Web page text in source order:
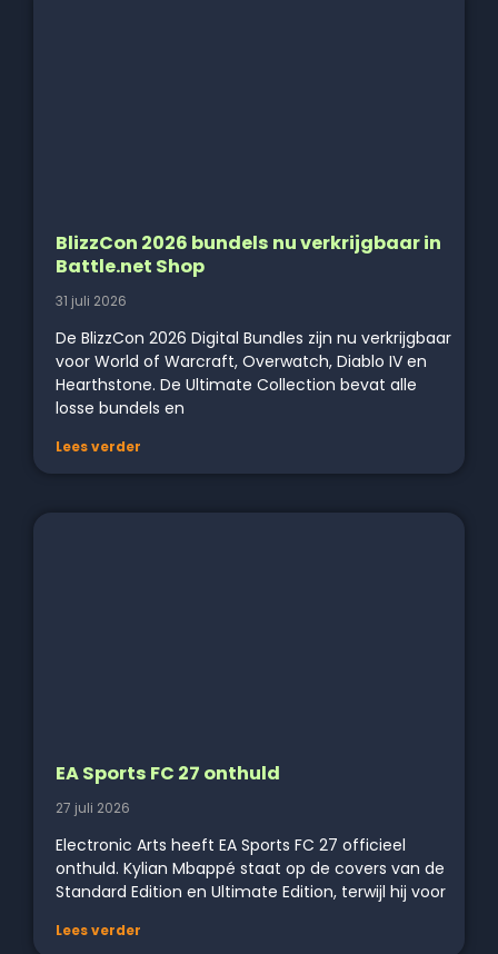
BlizzCon 2026 bundels nu verkrijgbaar in
Battle.net Shop
31 juli 2026
De BlizzCon 2026 Digital Bundles zijn nu verkrijgbaar
voor World of Warcraft, Overwatch, Diablo IV en
Hearthstone. De Ultimate Collection bevat alle
losse bundels en
Lees verder
EA Sports FC 27 onthuld
27 juli 2026
Electronic Arts heeft EA Sports FC 27 officieel
onthuld. Kylian Mbappé staat op de covers van de
Standard Edition en Ultimate Edition, terwijl hij voor
Lees verder